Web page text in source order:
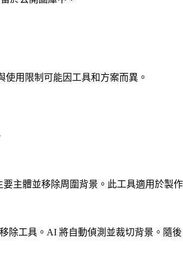
用限制可能因工具和方案而異。
主體並移除周圍背景。此工具適用於製
除工具。AI 將自動偵測並裁切背景。隨